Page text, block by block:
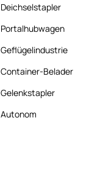
Deichselstapler
Portalhubwagen
Geflügelindustrie
Container-Belader
Gelenkstapler
Autonom